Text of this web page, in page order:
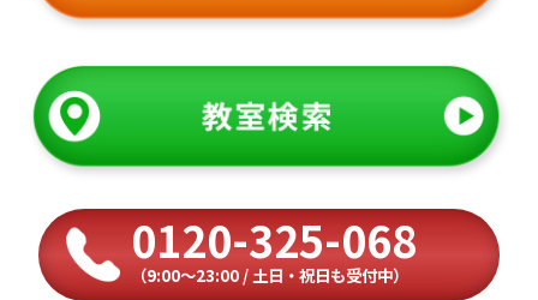
0120-325-068
（9:00〜23:00 / 土日・祝日も受付中）